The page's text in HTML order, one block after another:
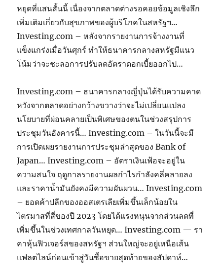
หยุดที่แสนสั้นนี้ เนื่องจากตลาดต่างรอคอยข้อมูลเชิงลึก
เพิ่มเติมเกี่ยวกับสุขภาพของผู้บริโภคในสหรัฐฯ…
Investing.com – หลังจากรายงานการจ้างงานที่
แข็งแกร่งเมื่อวันศุกร์ ทำให้ธนาคารกลางสหรัฐมีแนว
โน้มว่าจะชะลอการปรับลดอัตราดอกเบี้ยออกไป…
Investing.com – ธนาคารกลางญี่ปุ่นได้รับความคาด
หวังจากตลาดอย่างกว้างขวางว่าจะไม่เปลี่ยนแปลง
นโยบายที่ผ่อนคลายเป็นพิเศษของตนในช่วงสรุปการ
ประชุมวันอังคารนี้… Investing.com – ในวันนี้จะมี
การเปิดเผยรายงานการประชุมล่าสุดของ Bank of
Japan… Investing.com – อัตราเงินเฟ้อจะอยู่ใน
ความสนใจ ฤดูกาลรายงานผลกำไรกำลังคลี่คลายลง
และราคาน้ำมันยังคงมีความผันผวน… Investing.com
– ยอดค้าปลีกของออสเตรเลียเพิ่มขึ้นเล็กน้อยใน
ไตรมาสที่สี่ของปี 2023 โดยได้แรงหนุนจากส่วนลดที่
เพิ่มขึ้นในช่วงเทศกาลวันหยุด… Investing.com — รา
คาหุ้นฟิวเจอร์สของสหรัฐฯ ส่วนใหญ่จะอยู่เหนือเส้น
แฟลตไลน์ก่อนเข้าสู่วันซื้อขายสุดท้ายของสัปดาห์…